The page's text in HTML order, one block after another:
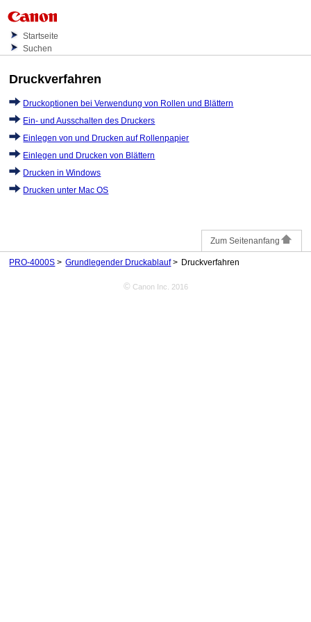
Startseite
Suchen
Druckverfahren
Druckoptionen bei Verwendung von Rollen und Blättern
Ein- und Ausschalten des Druckers
Einlegen von und Drucken auf Rollenpapier
Einlegen und Drucken von Blättern
Drucken in Windows
Drucken unter Mac OS
Zum Seitenanfang
PRO-4000S Grundlegender Druckablauf Druckverfahren
© Canon Inc. 2016